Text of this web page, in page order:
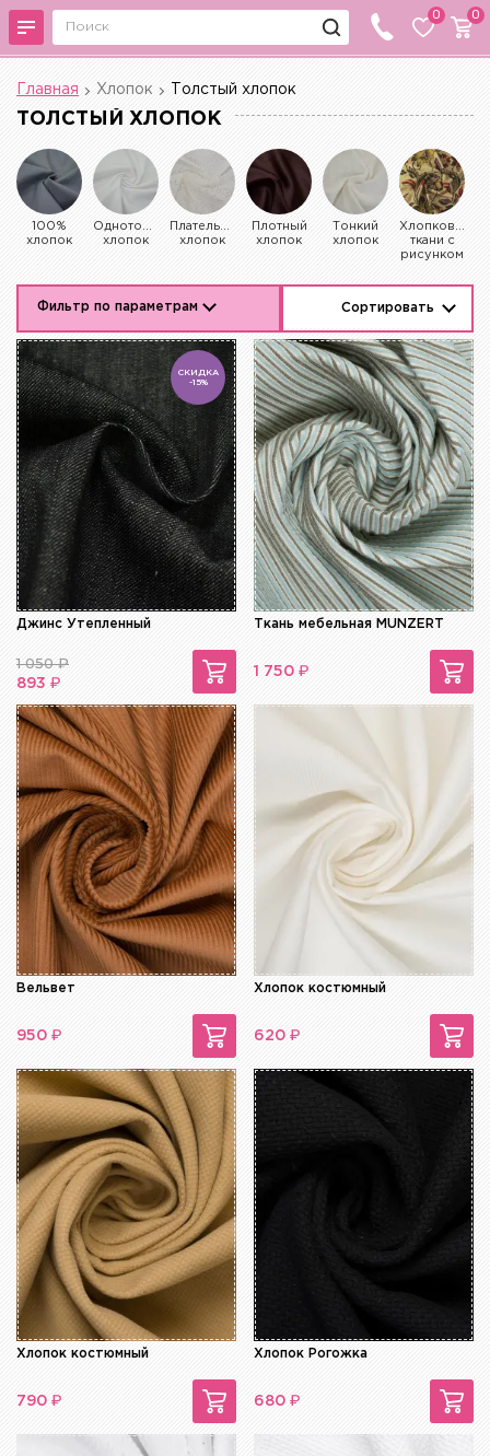
0 0
Главная Хлопок Толстый хлопок
ТОЛСТЫЙ ХЛОПОК
100%
хлопок
Однотонный
хлопок
Плательный
хлопок
Плотный
хлопок
Тонкий
хлопок
Хлопковые
ткани с
рисунком
Фильтр по параметрам Сортировать
СКИДКА
-15%
Джинс Утепленный
1 050₽
893 ₽
Ткань мебельная MUNZERT
1 750 ₽
Вельвет
950 ₽
Хлопок костюмный
620 ₽
Хлопок костюмный
790 ₽
Хлопок Рогожка
680 ₽